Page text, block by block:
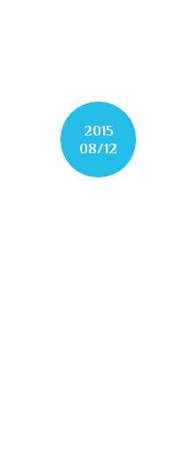
2015
08/12